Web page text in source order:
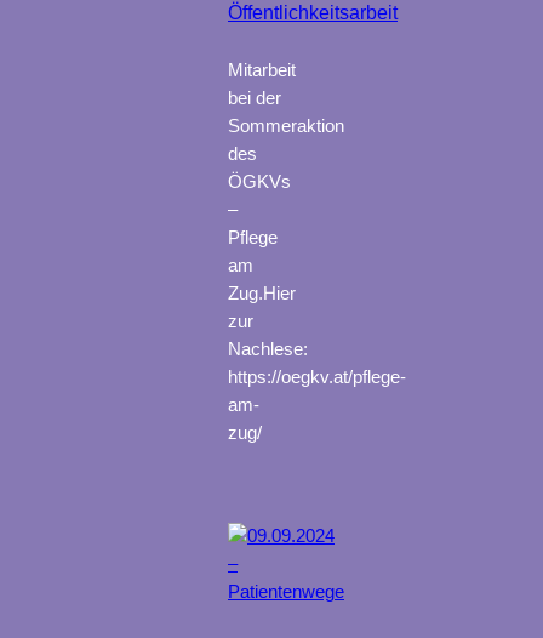
Öffentlichkeitsarbeit
Mitarbeit
bei der
Sommeraktion
des
ÖGKVs
–
Pflege
am
Zug.Hier
zur
Nachlese:
https://oegkv.at/pflege-
am-
zug/